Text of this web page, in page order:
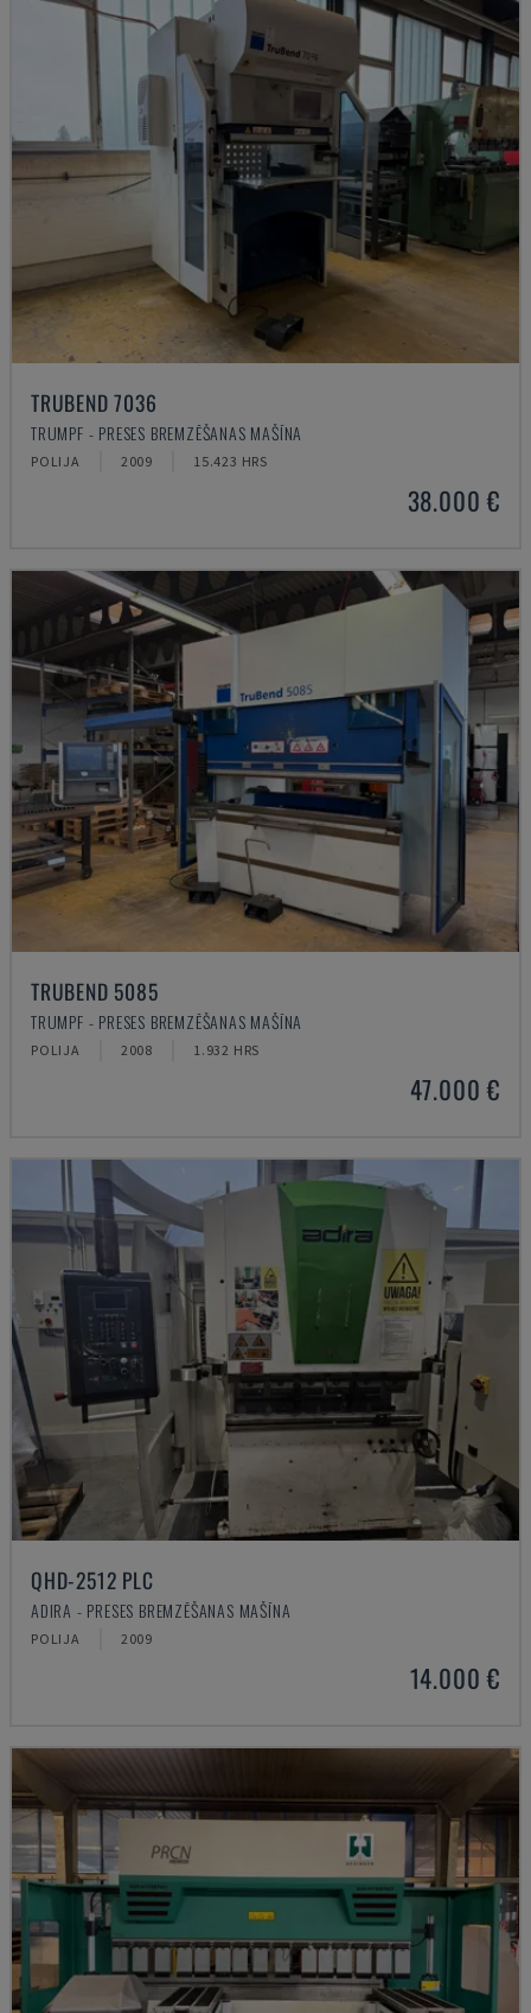
TRUBEND 7036
TRUMPF - PRESES BREMZĒŠANAS MAŠĪNA
POLIJA 2009 15.423 HRS
38.000 €
TRUBEND 5085
TRUMPF - PRESES BREMZĒŠANAS MAŠĪNA
POLIJA 2008 1.932 HRS
47.000 €
QHD-2512 PLC
ADIRA - PRESES BREMZĒŠANAS MAŠĪNA
POLIJA 2009
14.000 €